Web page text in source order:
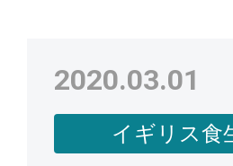
2020.03.01
イギリス食